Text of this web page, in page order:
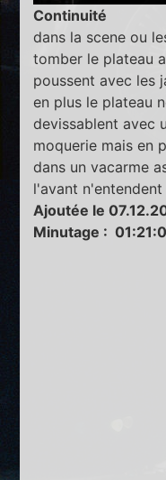
Continuité
dans la scene ou
tomber le plateau
poussent avec les
en plus le plateau
devissablent avec
moquerie mais en
dans un vacarme
l'avant
Ajoutée le
Minutage :